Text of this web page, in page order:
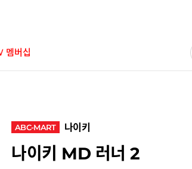
멤버십
ABC-MART 나이키
나이키 MD 러너 2